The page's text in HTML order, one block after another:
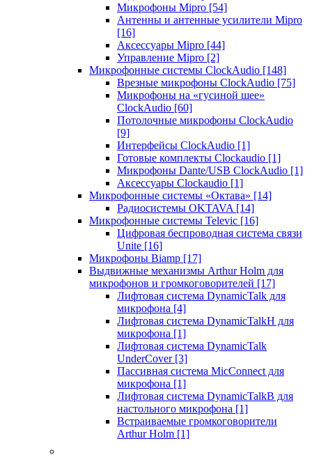
Микрофоны Mipro [54]
Антенны и антенные усилители Mipro
[16]
Аксессуары Mipro [44]
Управление Mipro [2]
Микрофонные системы ClockAudio [148]
Врезные микрофоны ClockAudio [75]
Микрофоны на «гусиной шее»
ClockAudio [60]
Потолочные микрофоны ClockAudio
[9]
Интерфейсы ClockAudio [1]
Готовые комплекты Clockaudio [1]
Микрофоны Dante/USB ClockAudio [1]
Аксессуары Clockaudio [1]
Микрофонные системы «Октава» [14]
Радиосистемы OKTAVA [14]
Микрофонные системы Televic [16]
Цифровая беспроводная система связи
Unite [16]
Микрофоны Biamp [17]
Выдвижные механизмы Arthur Holm для
микрофонов и громкоговорителей [17]
Лифтовая система DynamicTalk для
микрофона [4]
Лифтовая система DynamicTalkH для
микрофона [1]
Лифтовая система DynamicTalk
UnderCover [3]
Пассивная система MicConnect для
микрофона [1]
Лифтовая система DynamicTalkB для
настольного микрофона [1]
Встраиваемые громкоговорители
Arthur Holm [1]